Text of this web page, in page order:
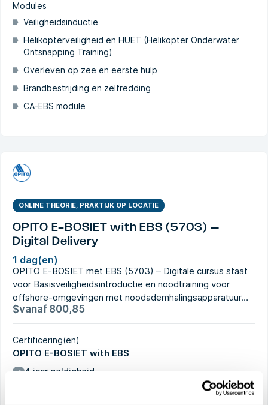
Modules
Veiligheidsinductie
Helikopterveiligheid en HUET (Helikopter Onderwater
Ontsnapping Training)
Overleven op zee en eerste hulp
Brandbestrijding en zelfredding
CA-EBS module
ONLINE THEORIE, PRAKTIJK OP LOCATIE
OPITO E-BOSIET with EBS (5703) –
Digital Delivery
1 dag(en)
OPITO E-BOSIET met EBS (5703) – Digitale cursus staat
voor Basisveiligheidsintroductie en noodtraining voor
offshore-omgevingen met noodademhalingsapparatuur…
$vanaf 800,85
Certificering(en)
OPITO E-BOSIET with EBS
4 jaar geldigheid